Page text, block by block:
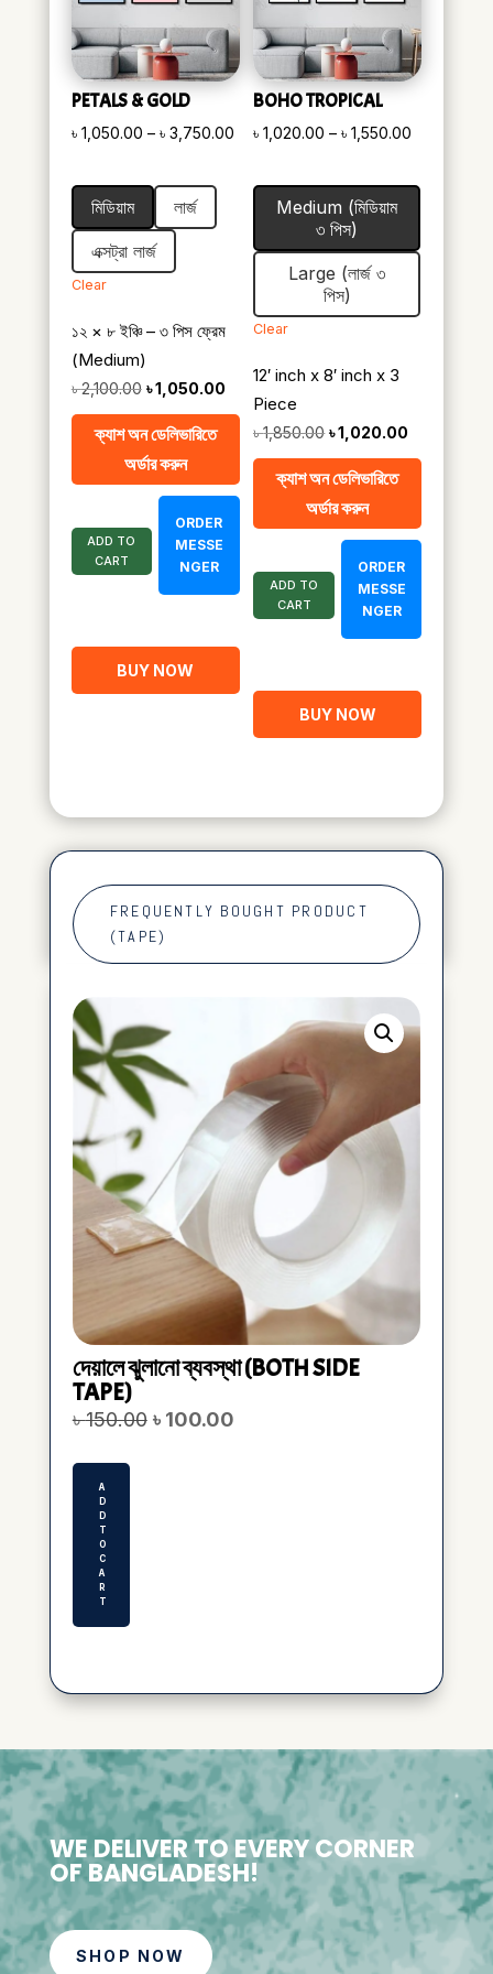
PETALS & GOLD
৳ 1,050.00 – ৳ 3,750.00Price
৳ 1,050.00
through
৳ 3,750.00
মিডিয়াম
লার্জ
এক্সট্রা লার্জ
Clear
১২ × ৮ ইঞ্চি – ৩ পিস ফ্রেম
(Medium)
৳2,100.00 Original
price
was:
৳ 2,100.00.
৳1,050.00Current
price
৳ 1,050.00.
ক্যাশ অন ডেলিভারিতে
অর্ডার করুন
ADD TO
CART
ORDER
MESSE
NGER
BUY NOW
BOHO TROPICAL
৳1,020.00 – ৳1,550.00
৳ 1,020.00
৳ 1,550.00
Medium (মিডিয়াম
৩ পিস)
Large (লার্জ ৩
পিস)
Clear
12′ inch x 8′ inch x 3
Piece
৳1,850.00 Original
price
was:
৳ 1,850.00.
৳1,020.00
price
ক্যাশ অন ডেলিভারিতে
অর্ডার করুন
ADD TO
CART
ORDER
MESSE
NGER
BUY NOW
FREQUENTLY BOUGHT PRODUCT
(TAPE)
দেয়ালে ঝুলানো ব্যবস্থা (BOTH SIDE
TAPE)
৳150.00 Original
৳ 100.00Current
A
D
D
T
O
C
A
R
T
WE DELIVER TO EVERY CORNER
OF BANGLADESH!
SHOP NOW